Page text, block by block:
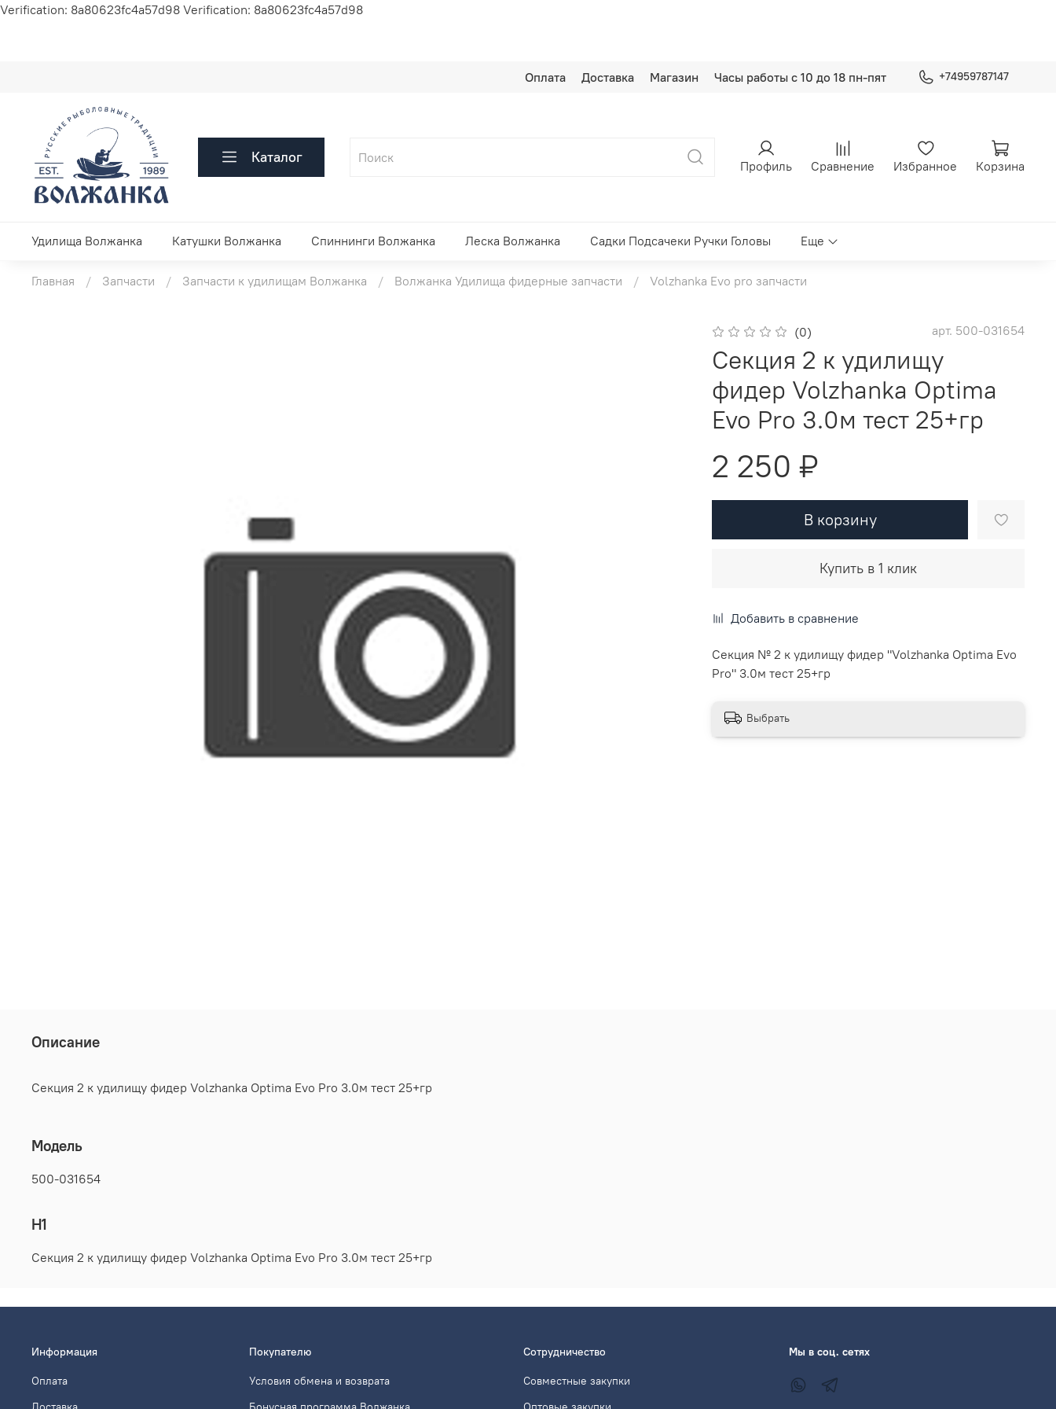
Verification: 8a80623fc4a57d98 Verification: 8a80623fc4a57d98
Оплата Доставка Магазин Часы работы с 10 до 18 пн-пят +74959787147
Каталог Профиль Сравнение Избранное Корзина
Удилища Волжанка Катушки Волжанка Спиннинги Волжанка Леска Волжанка Садки Подсачеки Ручки Головы Еще
Главная Запчасти Запчасти к удилищам Волжанка Волжанка Удилища фидерные запчасти Volzhanka Evo pro запчасти
(0) арт. 500-031654
Секция 2 к удилищу
фидер Volzhanka Optima
Evo Pro 3.0м тест 25+гр
2 250 ₽
В корзину
Купить в 1 клик
Добавить в сравнение
Секция № 2 к удилищу фидер "Volzhanka Optima Evo
Pro" 3.0м тест 25+гр
Выбрать
Описание
Секция 2 к удилищу фидер Volzhanka Optima Evo Pro 3.0м тест 25+гр
Модель
500-031654
H1
Секция 2 к удилищу фидер Volzhanka Optima Evo Pro 3.0м тест 25+гр
Информация
Оплата
Покупателю
Условия обмена и возврата
Сотрудничество
Совместные закупки
Мы в соц. сетях